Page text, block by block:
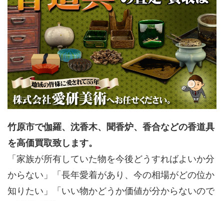
竹原市で伽羅、沈香木、聞香炉、香合などの香道具
を高価買取致します。
「家族が所有していた物を今後どうすればよいか分
からない」「長年愛着があり、今の相場がどの位か
知りたい」「いい物かどうか価値が分からないので